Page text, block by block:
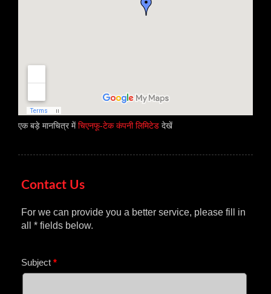
एक बड़े मानचित्र में चिएनफू-टेक कंपनी लिमिटेड देखें